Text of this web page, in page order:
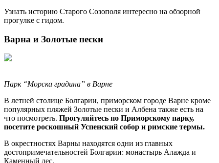
Узнать историю Старого Созополя интересно на обзорной
прогулке с гидом.
Варна и Золотые пески
Парк “Морска градина” в Варне
В летней столице Болгарии, приморском городе Варне кроме
популярных пляжей Золотые пески и Албена также есть на
что посмотреть. Прогуляйтесь по Приморскому парку,
посетите роскошный Успенский собор и римские термы.
В окрестностях Варны находятся одни из главных
достопримечательностей Болгарии: монастырь Алажда и
Каменный лес.